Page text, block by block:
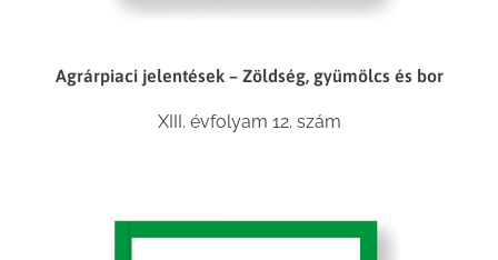
Agrárpiaci jelentések – Zöldség, gyümölcs és bor
XIII. évfolyam 12. szám